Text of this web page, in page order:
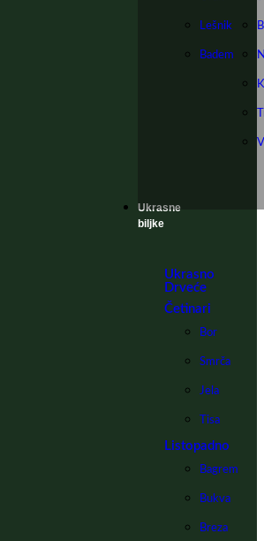
Lešnik
Badem
Ukrasne
biljke
Ukrasno
Drveće
Četinari
Bor
Smrča
Jela
Tisa
Listopadno
Bagrem
Bukva
Breza